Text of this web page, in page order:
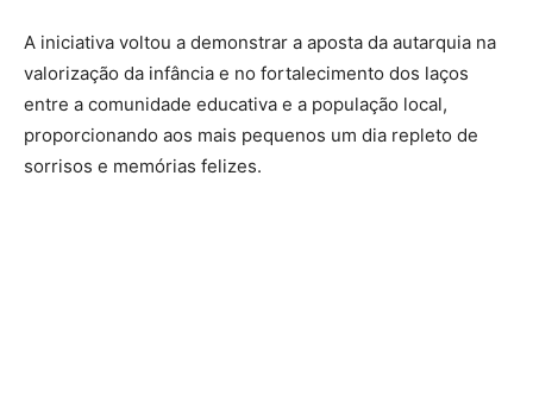
A iniciativa voltou a demonstrar a aposta da autarquia na
valorização da infância e no fortalecimento dos laços
entre a comunidade educativa e a população local,
proporcionando aos mais pequenos um dia repleto de
sorrisos e memórias felizes.